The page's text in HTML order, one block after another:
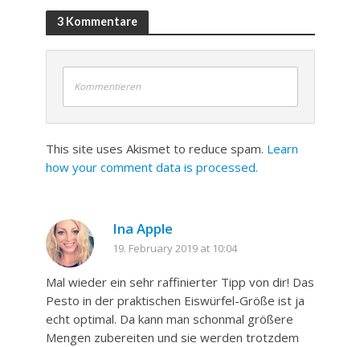
3 Kommentare
Kommentieren
This site uses Akismet to reduce spam. Learn
how your comment data is processed.
Ina Apple
19. February 2019 at 10:04
Mal wieder ein sehr raffinierter Tipp von dir! Das
Pesto in der praktischen Eiswürfel-Größe ist ja
echt optimal. Da kann man schonmal größere
Mengen zubereiten und sie werden trotzdem